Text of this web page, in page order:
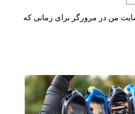
من در مرورگر برای زمانی که